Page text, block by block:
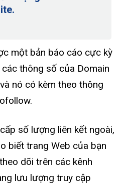
một bản báo cáo cực kỳ
thông số của Domain
nó có kèm theo thông
số lượng liên kết ngoài,
biết trang Web của bạn
dõi trên các kênh
lưu lượng truy cập